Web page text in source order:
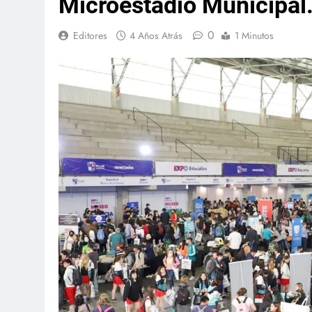
Editores 4 Años Atrás 0 1 Minutos